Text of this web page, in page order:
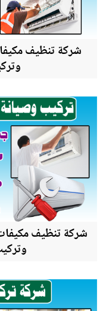
شركة تنظيف
شركة تنظيف